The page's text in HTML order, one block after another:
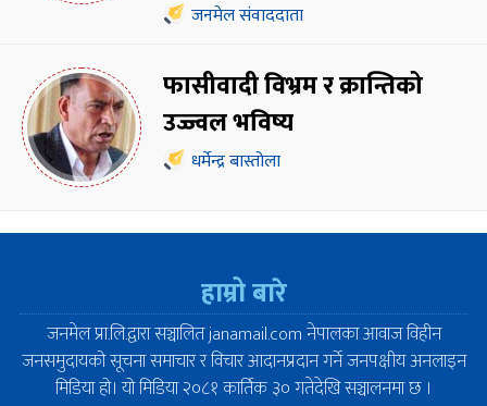
जनमेल संवाददाता
फासीवादी विभ्रम र क्रान्तिको
उज्ज्वल भविष्य
धर्मेन्द्र बास्तोला
हाम्रो बारे
जनमेल प्रा.लि.द्वारा सञ्चालित janamail.com नेपालका आवाज विहीन
जनसमुदायको सूचना समाचार र विचार आदानप्रदान गर्ने जनपक्षीय अनलाइन
मिडिया हो। यो मिडिया २०८१ कार्तिक ३० गतेदेखि सञ्चालनमा छ ।